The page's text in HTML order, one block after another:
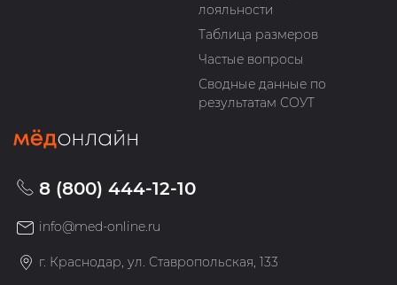
лояльности
Таблица размеров
Частые вопросы
Сводные данные по
результатам СОУТ
8 (800) 444-12-10
info@med-online.ru
г. Краснодар, ул. Ставропольская, 133